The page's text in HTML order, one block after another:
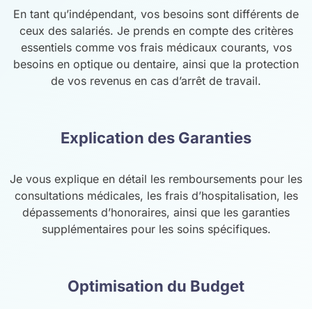
En tant qu’indépendant, vos besoins sont différents de
ceux des salariés. Je prends en compte des critères
essentiels comme vos frais médicaux courants, vos
besoins en optique ou dentaire, ainsi que la protection
de vos revenus en cas d’arrêt de travail.
Explication des Garanties
Je vous explique en détail les remboursements pour les
consultations médicales, les frais d’hospitalisation, les
dépassements d’honoraires, ainsi que les garanties
supplémentaires pour les soins spécifiques.
Optimisation du Budget